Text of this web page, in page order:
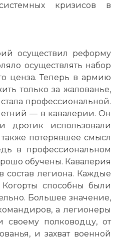
кризисов в
осуществил реформу
осуществлять набор
ценза. Теперь в армию
только за жалованье,
профессиональной.
— в кавалерии. Он
дротик использовали
потерявшее смысл
в профессиональном
обучены. Кавалерия
легиона. Каждые
способны были
Большее значение,
а легионеры
своему полководцу, от
и захват военной